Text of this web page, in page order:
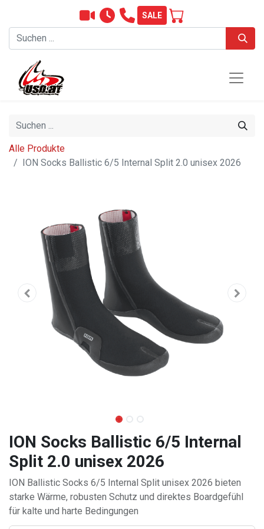
SALE
Alle Produkte
ION Socks Ballistic 6/5 Internal Split 2.0 unisex 2026
ION Socks Ballistic 6/5 Internal
Split 2.0 unisex 2026
ION Ballistic Socks 6/5 Internal Split unisex 2026 bieten
starke Wärme, robusten Schutz und direktes Boardgefühl
für kalte und harte Bedingungen